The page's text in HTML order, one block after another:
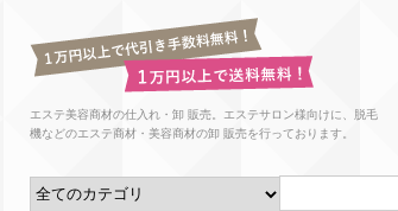
エステ美容商材の仕入れ・卸 販売。エステサロン様向けに、脱毛
機などのエステ商材・美容商材の卸 販売を行っております。